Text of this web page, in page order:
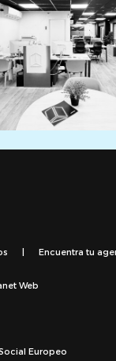
| Encuentra tu
Web
Europeo